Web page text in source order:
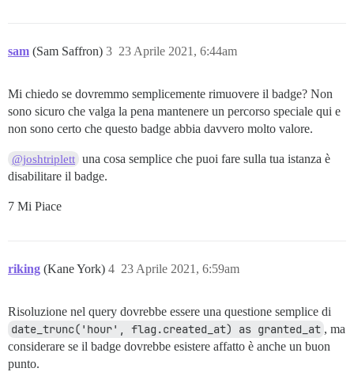
sam (Sam Saffron) 23 Aprile 2021, 6:44am
3
Mi chiedo se dovremmo semplicemente rimuovere il badge? Non
sono sicuro che valga la pena mantenere un percorso speciale qui e
non sono certo che questo badge abbia davvero molto valore.
@joshtriplett una cosa semplice che puoi fare sulla tua istanza è
disabilitare il badge.
7 Mi Piace
riking (Kane York) 23 Aprile 2021, 6:59am
4
Risoluzione nel query dovrebbe essere una questione semplice di
date_trunc('hour', flag.created_at) as granted_at , ma
considerare se il badge dovrebbe esistere affatto è anche un buon
punto.